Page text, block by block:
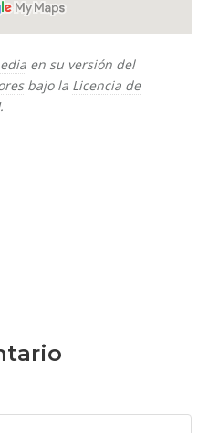
en su versión del
bajo la Licencia de
.